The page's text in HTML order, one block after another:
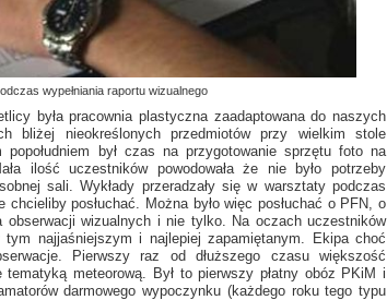
wypełniania raportu wizualnego
była pracownia plastyczna zaadaptowana do naszych
bliżej nieokreślonych przedmiotów przy wielkim stole
był czas na przygotowanie sprzętu foto na
ilość uczestników powodowała że nie było potrzeby
sali. Wykłady przeradzały się w warsztaty podczas
posłuchać. Można było więc posłuchać o PFN, o
obserwacji wizualnych i nie tylko. Na oczach uczestników
najjaśniejszym i najlepiej zapamiętanym. Ekipa choć
Pierwszy raz od dłuższego czasu większość
meteorową. Był to pierwszy płatny obóz PKiM i
darmowego wypoczynku (każdego roku tego typu